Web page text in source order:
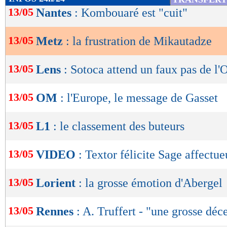
de
OK
13/05 Nantes : Kombouaré est "cuit"
13/05 Metz : la frustration de Mikautadze
13/05 Lens : Sotoca attend un faux pas de
13/05 OM : l'Europe, le message de Gasset
13/05 L1 : le classement des buteurs
13/05 VIDEO : Textor félicite Sage
13/05 Lorient : la grosse émotion d'Abergel
13/05 Rennes : A. Truffert - "une grosse